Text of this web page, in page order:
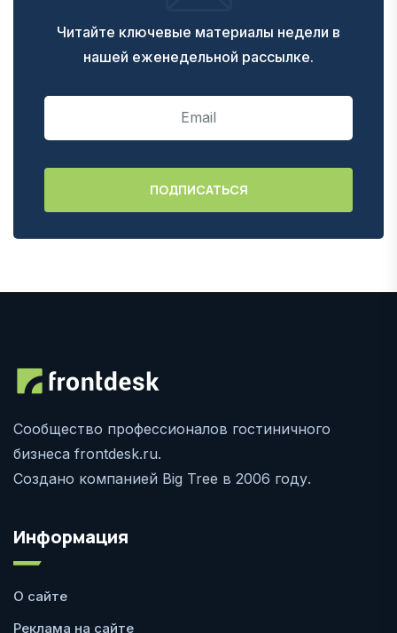
Читайте ключевые материалы недели в
нашей еженедельной рассылке.
Сообщество профессионалов гостиничного
бизнеса frontdesk.ru.
Создано компанией Big Tree в 2006 году.
Информация
О сайте
Реклама на сайте